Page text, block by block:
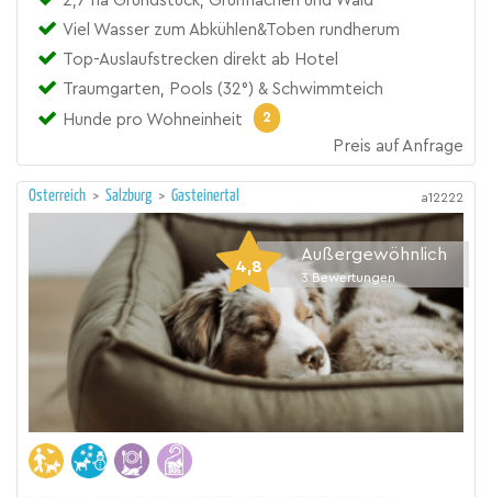
Viel Wasser zum Abkühlen&Toben rundherum
Top-Auslaufstrecken direkt ab Hotel
Traumgarten, Pools (32°) & Schwimmteich
Hunde pro Wohneinheit
2
Preis auf Anfrage
Österreich > Salzburg > Gasteinertal a12222
4,8
Außergewöhnlich
3 Bewertungen